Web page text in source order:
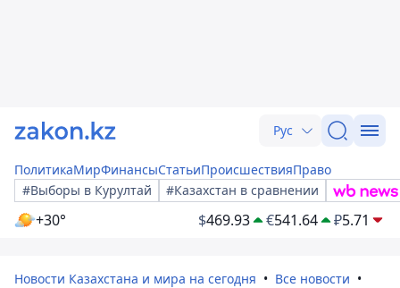
Рус
ПолитикаМирФинансыСтатьиПроисшествияПраво
#Выборы в Курултай
#Казахстан в сравнении
+30° $469.93 €541.64 ₽5.71
Новости Казахстана и мира на сегодня
Все новости